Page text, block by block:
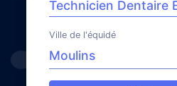
Ville de l'équidé